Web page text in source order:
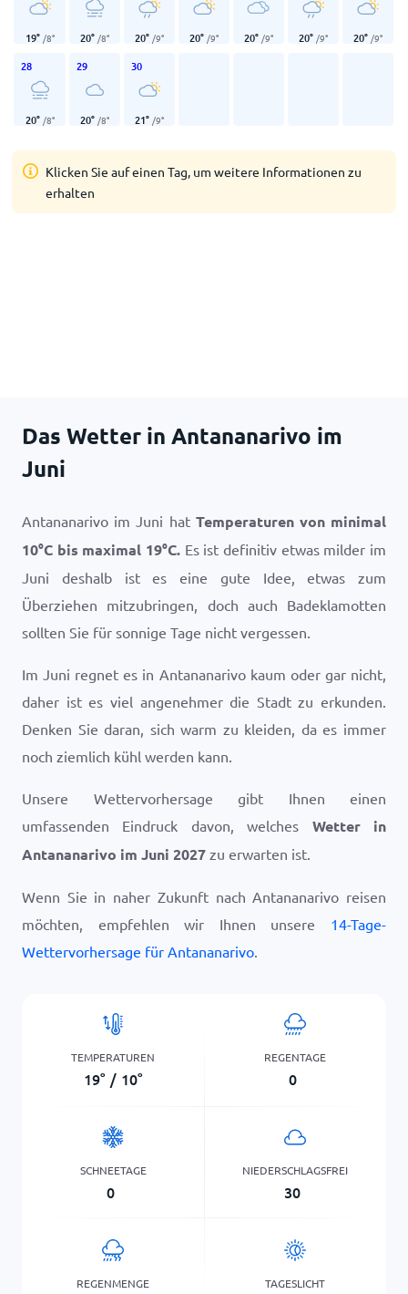
19° /8° 20° /8° 20° /9° 20° /9° 20° /9° 20° /9° 20° /9°
28
20° /8°
29
20° /8°
30
21° /9°
Klicken Sie auf einen Tag, um weitere Informationen zu
erhalten
Das Wetter in Antananarivo im
Juni
Antananarivo im Juni hat Temperaturen von minimal
10°C bis maximal 19°C. Es ist definitiv etwas milder im
Juni deshalb ist es eine gute Idee, etwas zum
Überziehen mitzubringen, doch auch Badeklamotten
sollten Sie für sonnige Tage nicht vergessen.
Im Juni regnet es in Antananarivo kaum oder gar nicht,
daher ist es viel angenehmer die Stadt zu erkunden.
Denken Sie daran, sich warm zu kleiden, da es immer
noch ziemlich kühl werden kann.
Unsere Wettervorhersage gibt Ihnen einen
umfassenden Eindruck davon, welches Wetter in
Antananarivo im Juni 2027 zu erwarten ist.
Wenn Sie in naher Zukunft nach Antananarivo reisen
möchten, empfehlen wir Ihnen unsere 14-Tage-
Wettervorhersage für Antananarivo.
TEMPERATUREN
19° / 10°
REGENTAGE
0
SCHNEETAGE
0
NIEDERSCHLAGSFREI
30
REGENMENGE TAGESLICHT